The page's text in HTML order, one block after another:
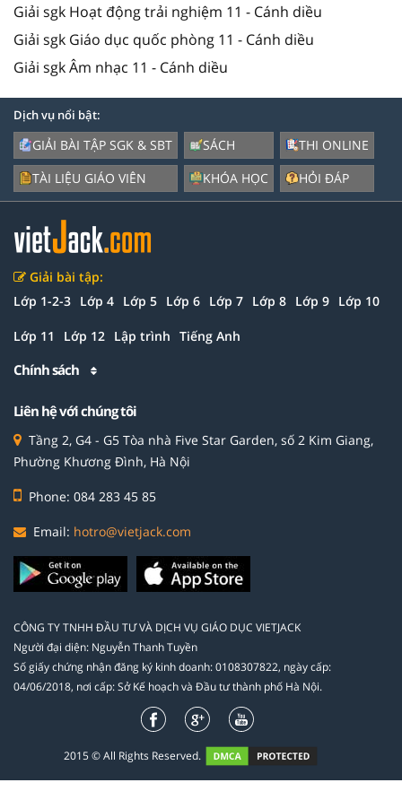
Giải sgk Hoạt động trải nghiệm 11 - Cánh diều
Giải sgk Giáo dục quốc phòng 11 - Cánh diều
Giải sgk Âm nhạc 11 - Cánh diều
Dịch vụ nổi bật:
GIẢI BÀI TẬP SGK & SBT
TÀI LIỆU GIÁO VIÊN
SÁCH
KHÓA HỌC
THI ONLINE
HỎI ĐÁP
Giải bài tập:
Lớp 1-2-3 Lớp 4 Lớp 5 Lớp 6 Lớp 7 Lớp 8 Lớp 9 Lớp 10
Lớp 11 Lớp 12 Lập trình Tiếng Anh
Chính sách
Liên hệ với chúng tôi
Tầng 2, G4 - G5 Tòa nhà Five Star Garden, số 2 Kim Giang,
Phường Khương Đình, Hà Nội
Phone: 084 283 45 85
Email: hotro@vietjack.com
CÔNG TY TNHH ĐẦU TƯ VÀ DỊCH VỤ GIÁO DỤC VIETJACK
Người đại diện: Nguyễn Thanh Tuyền
Số giấy chứng nhận đăng ký kinh doanh: 0108307822, ngày cấp:
04/06/2018, nơi cấp: Sở Kế hoạch và Đầu tư thành phố Hà Nội.
2015 © All Rights Reserved.